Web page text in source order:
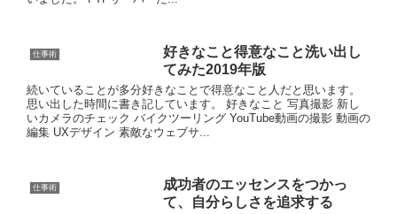
仕事術
好きなこと得意なこと洗い出し
てみた2019年版
続いていることが多分好きなことで得意なこと人だと思います。
思い出した時間に書き記しています。 好きなこと 写真撮影 新し
いカメラのチェック バイクツーリング YouTube動画の撮影 動画の
編集 UXデザイン 素敵なウェブサ...
仕事術
成功者のエッセンスをつかっ
て、自分らしさを追求する